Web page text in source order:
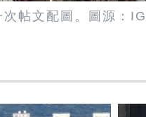
次帖文配圖。圖源：IG